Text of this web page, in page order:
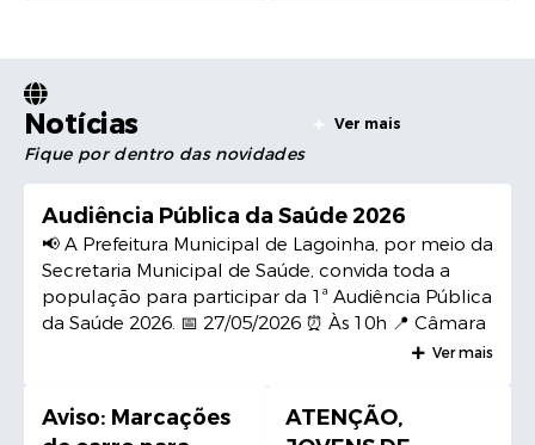
Agenda
SIC
Emprega
Notícias
Fique por dentro das novidades
Ver mais
Audiência Pública da Saúde 2026
📢 A Prefeitura Municipal de Lagoinha, por meio da
Secretaria Municipal de Saúde, convida toda a
população para participar da 1ª Audiência Pública
da Saúde 2026. 📅 27/05/2026 ⏰ Às 10h 📍 Câmara
Municipal de Lagoinha Sua participação é
vez melhor para todos! 💙
Ver mais
Aviso: Marcações
ATENÇÃO,